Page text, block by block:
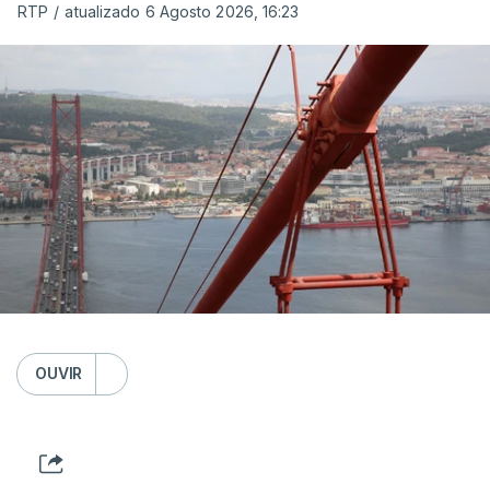
RTP / atualizado 6 Agosto 2026, 16:23
OUVIR